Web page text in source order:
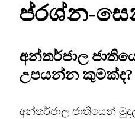
ප්රශ්න-
අන්තර්ජාල
උපයන්න කුමක්ද?
අන්තර්ජාල ජාතියෙන්